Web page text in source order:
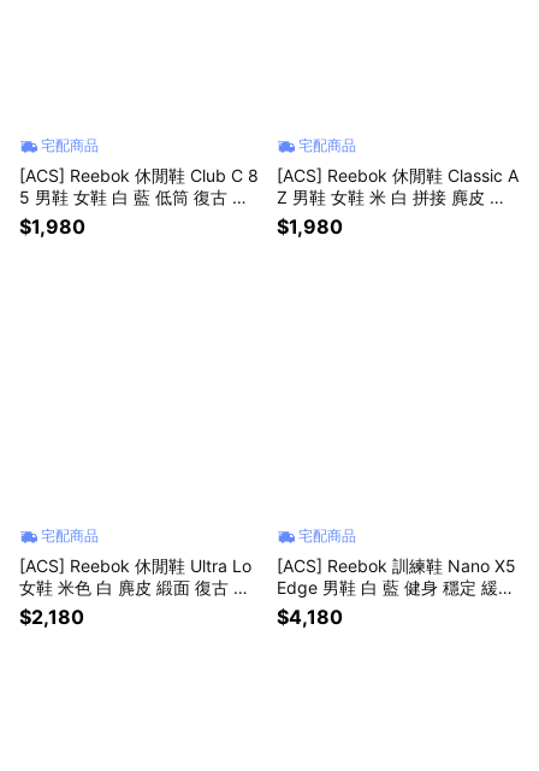
宅配商品
[ACS] Reebok 休閒鞋 Club C 8
5 男鞋 女鞋 白 藍 低筒 復古 皮
革 100000156
$1,980
宅配商品
[ACS] Reebok 休閒鞋 Classic A
Z 男鞋 女鞋 米 白 拼接 麂皮 復
古 100239546
$1,980
宅配商品
[ACS] Reebok 休閒鞋 Ultra Lo
女鞋 米色 白 麂皮 緞面 復古 膠
底 100245705
$2,180
宅配商品
[ACS] Reebok 訓練鞋 Nano X5
Edge 男鞋 白 藍 健身 穩定 緩衝
運動鞋 100249413
$4,180